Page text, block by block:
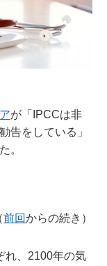
が「IPCCは非
告をしている」
。
前回からの続き）
れ、2100年の気